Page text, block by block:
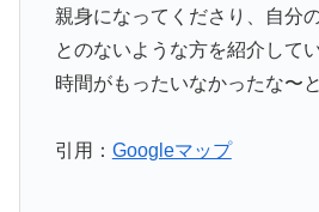
親身になってくださり、自分
とのないような方を紹介して
時間がもったいなかったな〜
引用： Googleマップ